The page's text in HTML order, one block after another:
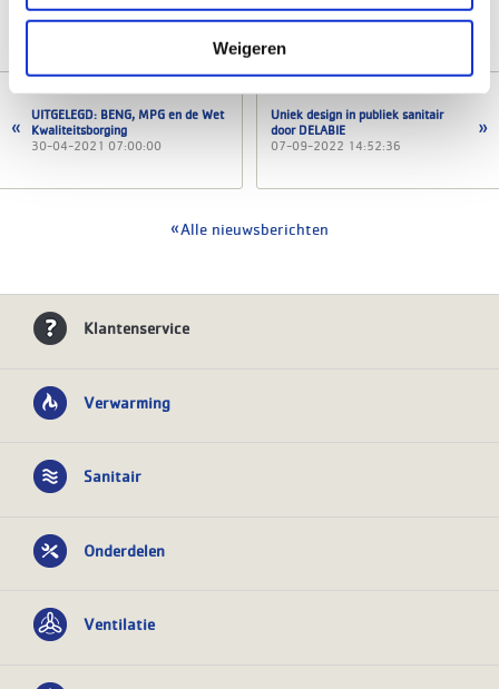
Weigeren
UITGELEGD: BENG, MPG en de Wet
Kwaliteitsborging
30-04-2021 07:00:00
Uniek design in publiek sanitair
door DELABIE
07-09-2022 14:52:36
Alle nieuwsberichten
Klantenservice
Verwarming
Sanitair
Onderdelen
Ventilatie